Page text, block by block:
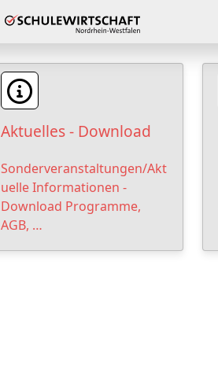
Aktuelles - Download
Sonderveranstaltungen/Akt
uelle Informationen -
Download Programme,
AGB, …